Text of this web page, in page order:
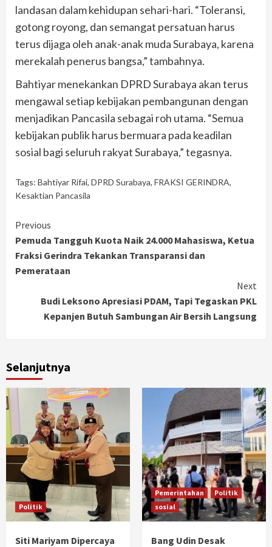
landasan dalam kehidupan sehari-hari. “Toleransi,
gotong royong, dan semangat persatuan harus
terus dijaga oleh anak-anak muda Surabaya, karena
merekalah penerus bangsa,” tambahnya.
Bahtiyar menekankan DPRD Surabaya akan terus
mengawal setiap kebijakan pembangunan dengan
menjadikan Pancasila sebagai roh utama. “Semua
kebijakan publik harus bermuara pada keadilan
sosial bagi seluruh rakyat Surabaya,” tegasnya.
Tags: Bahtiyar Rifai, DPRD Surabaya, FRAKSI GERINDRA,
Kesaktian Pancasila
Continue
Reading
Previous
Pemuda Tangguh Kuota Naik 24.000 Mahasiswa, Ketua
Fraksi Gerindra Tekankan Transparansi dan
Pemerataan
Next
Budi Leksono Apresiasi PDAM, Tapi Tegaskan PKL
Kepanjen Butuh Sambungan Air Bersih Langsung
Selanjutnya
Politik
Siti Mariyam Dipercaya
Pemerintahan
Politik
sosial
Bang Udin Desak